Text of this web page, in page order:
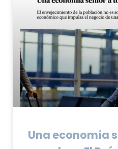
Una economía